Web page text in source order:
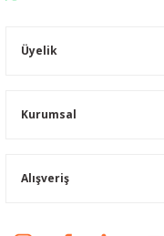
Üyelik
Kurumsal
Alışveriş